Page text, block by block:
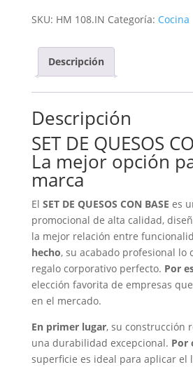
CON
cantidad
SKU: HM 108.IN Categoría: Cocina
Descripción
Descripción
SET DE QUESOS
La mejor opción
marca
El SET DE QUESOS CON BASE es
promocional de alta calidad,
la mejor relación entre
hecho, su acabado profesional lo
regalo corporativo perfecto. Por
elección favorita de empresas
en el mercado.
En primer lugar, su construcción
una durabilidad excepcional. Por
superficie es ideal para aplicar el